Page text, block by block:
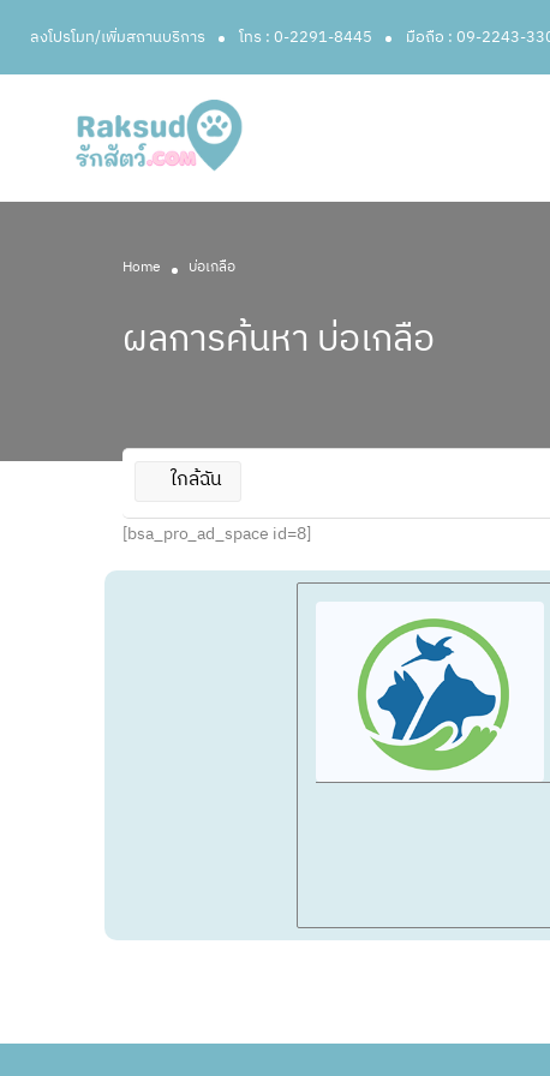
ลงโปรโมท/เพิ่มสถานบริการ โทร : 0-2291-8445 มือถือ : 09-2243-
Home บ่อเกลือ
ผลการค้นหา บ่อเกลือ
ใกล้ฉัน
[bsa_pro_ad_space id=8]